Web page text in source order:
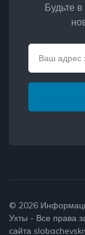
Будьте
© 2026
Ухты - Все права
сайта